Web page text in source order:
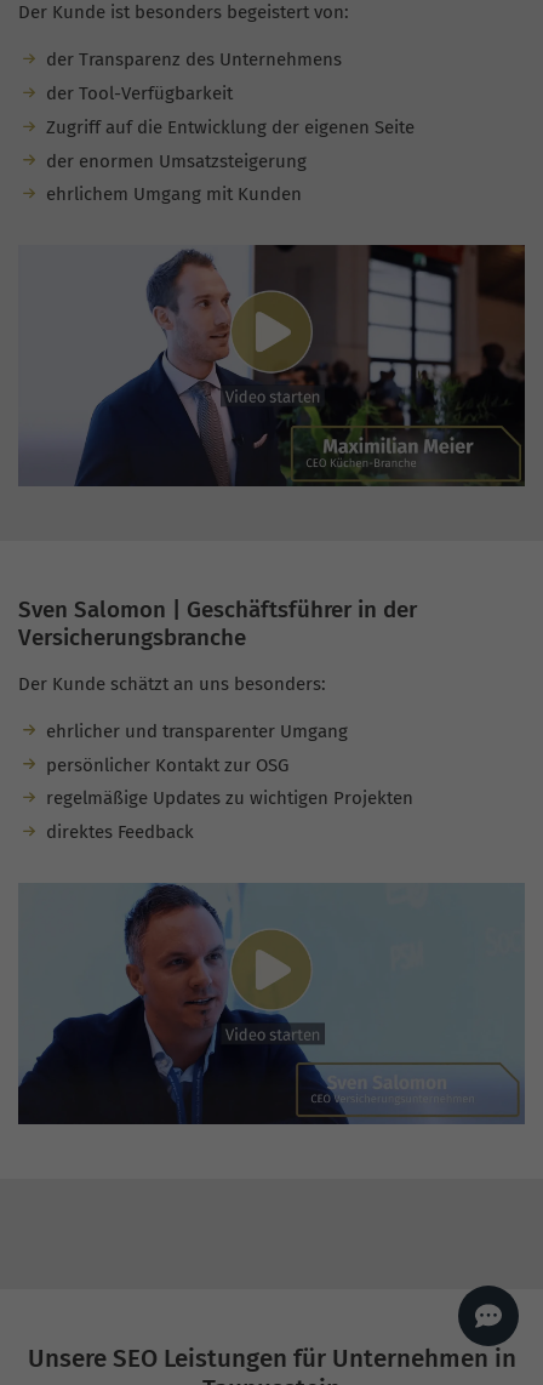
Der Kunde ist besonders begeistert von:
der Transparenz des Unternehmens
der Tool-Verfügbarkeit
Zugriff auf die Entwicklung der eigenen Seite
der enormen Umsatzsteigerung
ehrlichem Umgang mit Kunden
Sven Salomon | Geschäftsführer in der
Versicherungsbranche
Der Kunde schätzt an uns besonders:
ehrlicher und transparenter Umgang
persönlicher Kontakt zur OSG
regelmäßige Updates zu wichtigen Projekten
direktes Feedback
Unsere SEO Leistungen für Unternehmen in